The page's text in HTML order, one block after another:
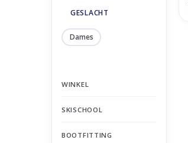
GESLACHT
Dames
WINKEL
SKISCHOOL
BOOTFITTING